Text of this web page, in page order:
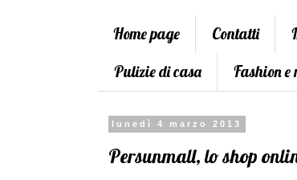
Home page Contatti
Pulizie di casa
Fashion e
lunedì 4 marzo 2013
Persunmall, lo shop